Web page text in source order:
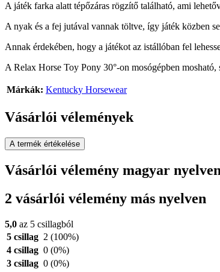
A játék farka alatt tépőzáras rögzítő található, ami
A nyak és a fej jutával vannak töltve, így játék közben
Annak érdekében, hogy a játékot az istállóban fel
A Relax Horse Toy Pony 30°-on mosógépben
Márkák: Kentucky Horsewear
Vásárlói vélemények
A termék értékelése
Vásárlói vélemény magyar
2 vásárlói vélemény más nyelven
5,0 az 5 csillagból
5 csillag 2 (100%)
4 csillag 0 (0%)
3 csillag 0 (0%)